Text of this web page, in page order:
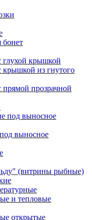
бонет
глухой крышкой
из гнутого
прозрачной
под выносное
выносное
(витрины рыбные)
и тепловые
открытые